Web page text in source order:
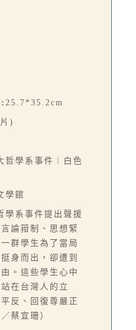
25.7*35.2cm
)
哲學系事件︱白色
學館
學系事件提出聲援
論箝制、思想緊
群學生為了當局
身而出，卻遭到
。這些學生心中
在台灣人的立
反、回復尊嚴正
蔡宜珊）